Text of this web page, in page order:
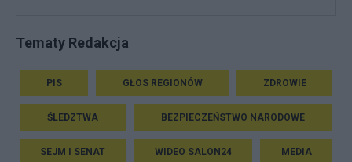
Tematy Redakcja
PIS GŁOS REGIONÓW ZDROWIE
ŚLEDZTWA BEZPIECZEŃSTWO NARODOWE
SEJM I SENAT WIDEO SALON24 MEDIA